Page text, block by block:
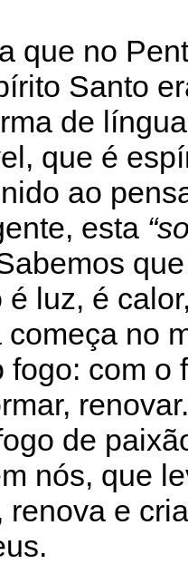
que no
Santo
de
que é
ao
esta
luz, é
no
fogo: com o
de
nós, que
renova e